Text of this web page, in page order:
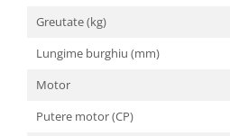
Zootehnie
Foarfeci tuns oi
Incubatoare oua
Greutate (kg)
Lungime burghiu (mm)
Motor
Putere motor (CP)